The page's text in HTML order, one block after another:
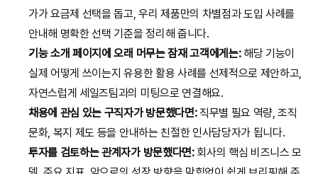
가가 요금제 선택을 돕고, 우리 제품만의 차별점과 도입 사례를
안내해 명확한 선택 기준을 정리해 줍니다.
기능 소개 페이지에 오래 머무는 잠재 고객에게는: 해당 기능이
실제 어떻게 쓰이는지 유용한 활용 사례를 선제적으로 제안하고,
자연스럽게 세일즈팀과의 미팅으로 연결해요.
채용에 관심 있는 구직자가 방문했다면: 직무별 필요 역량, 조직
문화, 복지 제도 등을 안내하는 친절한 인사담당자가 됩니다.
투자를 검토하는 관계자가 방문했다면: 회사의 핵심 비즈니스 모